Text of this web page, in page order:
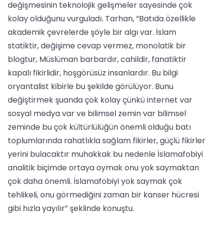
değişmesinin teknolojik gelişmeler sayesinde çok
kolay olduğunu vurguladı. Tarhan, “Batıda özellikle
akademik çevrelerde şöyle bir algı var. İslam
statiktir, değişime cevap vermez, monolatik bir
blogtur, Müslüman barbardır, cahildir, fanatiktir
kapalı fikirlidir, hoşgörüsüz insanlardır. Bu bilgi
oryantalist kibirle bu şekilde görülüyor. Bunu
değiştirmek şuanda çok kolay çünkü internet var
sosyal medya var ve bilimsel zemin var bilimsel
zeminde bu çok kültürlülüğün önemli olduğu batı
toplumlarında rahatlıkla sağlam fikirler, güçlü fikirler
yerini bulacaktır muhakkak bu nedenle İslamafobiyi
analitik biçimde ortaya oymak onu yok saymaktan
çok daha önemli. İslamafobiyi yok saymak çok
tehlikeli, onu görmediğini zaman bir kanser hücresi
gibi hızla yayılır” şeklinde konuştu.